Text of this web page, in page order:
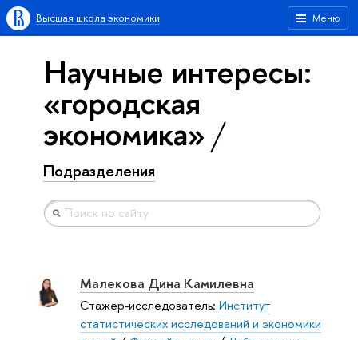
Меню
Высшая школа экономики
Научные интересы:
«городская
экономика»
Подразделения
Малекова Дина Камилевна
Стажер-исследователь: Институт
статистических исследований и экономики